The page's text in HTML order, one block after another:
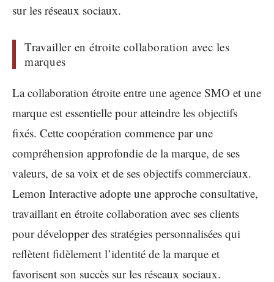
sur les réseaux sociaux.
Travailler en étroite collaboration avec les
marques
La collaboration étroite entre une agence SMO et une
marque est essentielle pour atteindre les objectifs
fixés. Cette coopération commence par une
compréhension approfondie de la marque, de ses
valeurs, de sa voix et de ses objectifs commerciaux.
Lemon Interactive adopte une approche consultative,
travaillant en étroite collaboration avec ses clients
pour développer des stratégies personnalisées qui
reflètent fidèlement l’identité de la marque et
favorisent son succès sur les réseaux sociaux.